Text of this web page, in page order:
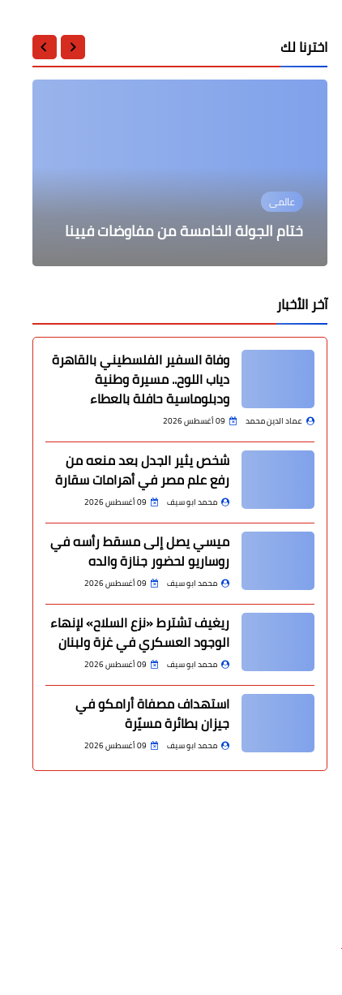
اخترنا لك
عالمى
ختام الجولة الخامسة من مفاوضات فيينا
تعاون كلية السياحة والفنادق
بالاسماعيلية جامعة قناة السويس مع
فنادق توليب ... و أفكار خارج الصندوق
حل المشكلات النفسية والاسرية بالتغيير
السلوكي والطاقه الايجابية
نقاشات دبلوماسية بين موسكو
والخرطوم حول القاعدة البحرية
اعتقال أمريكي حاول الانضمام لـ "داعش"
في سيناء وتم اعتقاله
آخر الأخبار
وفاة السفير الفلسطيني بالقاهرة
دياب اللوح.. مسيرة وطنية
ودبلوماسية حافلة بالعطاء
عماد الدين محمد 09 أغسطس 2026
شخص يثير الجدل بعد منعه من
رفع علم مصر في أهرامات سقارة
محمد ابو سيف 09 أغسطس 2026
ميسي يصل إلى مسقط رأسه في
روساريو لحضور جنازة والده
محمد ابو سيف 09 أغسطس 2026
ريغيف تشترط «نزع السلاح» لإنهاء
الوجود العسكري في غزة ولبنان
محمد ابو سيف 09 أغسطس 2026
استهداف مصفاة أرامكو في
جيزان بطائرة مسيّرة
محمد ابو سيف 09 أغسطس 2026